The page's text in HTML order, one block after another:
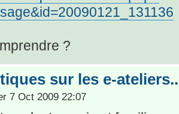
?
sur les e-
7 Oct 2009 22:07